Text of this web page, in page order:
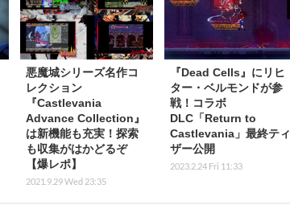
悪魔城シリーズ名作コ
レクション
『Castlevania
Advance Collection』
は新機能も充実！探索
も収集がはかどるぞ
【爆レポ】
2021.9.29 Wed 23:35
『Dead Cells』にリヒ
ター・ベルモンドが参
戦！コラボ
DLC「Return to
Castlevania」最終ティ
ザー公開
2023.2.24 Fri 11:33